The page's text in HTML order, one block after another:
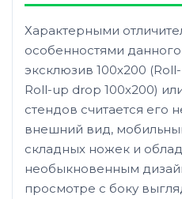
Характерными
особенностями
эксклюзив 100х200
Roll-up drop 100х200)
стендов считается его
внешний вид,
складных ножек и
необыкновенным
просмотре с боку